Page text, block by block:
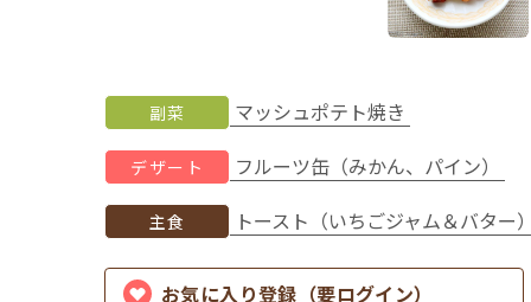
副菜 マッシュポテト焼き
デザート フルーツ缶（みかん、パイン）
主食 トースト（いちごジャム＆バター
お気に入り登録（要ログイン）